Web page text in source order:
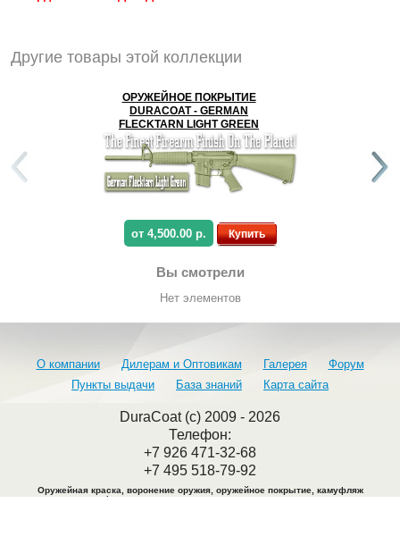
Другие товары этой коллекции
ОРУЖЕЙНОЕ ПОКРЫТИЕ
DURACOAT - GERMAN
FLECKTARN LIGHT GREEN
от 4,500.00 р. Купить
Вы смотрели
Нет элементов
О компании Дилерам и Оптовикам Галерея
Форум
Пункты выдачи
База знаний Карта сайта
DuraCoat (c) 2009 - 2026
Телефон:
+7 926 471-32-68
+7 495 518-79-92
Оружейная краска, воронение оружия, оружейное покрытие, камуфляж
оружия, камуфляжная краска, воронение металла, покраска оружия.